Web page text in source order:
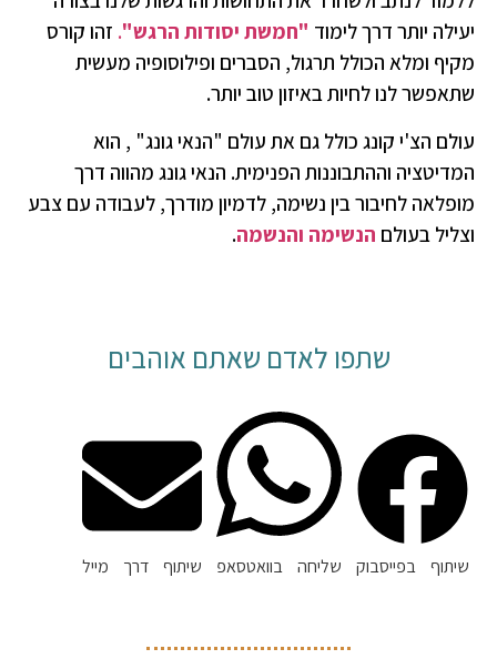
יעילה יותר דרך לימוד "חמשת יסודות הרגש". זהו קורס
מקיף ומלא הכולל תרגול, הסברים ופילוסופיה מעשית
שתאפשר לנו לחיות באיזון טוב יותר.
עולם הצ'י קונג כולל גם את עולם "הנאי גונג" , הוא
המדיטציה וההתבוננות הפנימית. הנאי גונג מהווה דרך
מופלאה לחיבור בין נשימה, לדמיון מודרך, לעבודה עם צבע
וצליל בעולם הנשימה והנשמה.
שתפו לאדם שאתם אוהבים
שיתוף בפייסבוק שליחה בוואטסאפ שיתוף דרך מייל